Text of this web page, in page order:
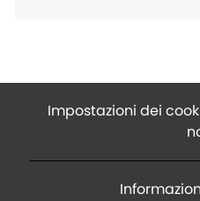
Impostazioni dei